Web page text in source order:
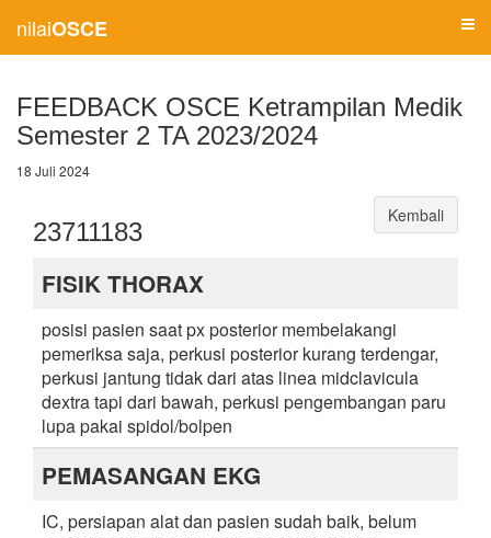
nilaiOSCE
FEEDBACK OSCE Ketrampilan Medik
Semester 2 TA 2023/2024
18 Juli 2024
23711183
Kembali
FISIK THORAX
posisi pasien saat px posterior membelakangi
pemeriksa saja, perkusi posterior kurang terdengar,
perkusi jantung tidak dari atas linea midclavicula
dextra tapi dari bawah, perkusi pengembangan paru
lupa pakai spidol/bolpen
PEMASANGAN EKG
IC, persiapan alat dan pasien sudah baik, belum